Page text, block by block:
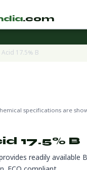
.com
17.5% B
specifications are
17.5% B
readily available